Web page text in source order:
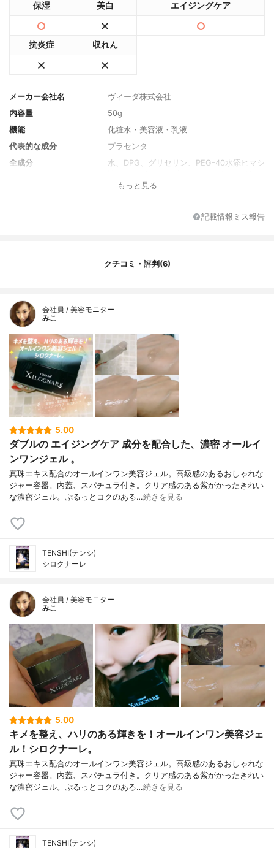
保湿 美白 エイジングケア
抗炎症 収れん
メーカー会社名
ヴィーダ株式会社
内容量
50g
機能
化粧水・美容液・乳液
代表的な成分
プラセンタ
全成分
水、DPG、グリセリン、PEG-40水添ヒマシ
チルリチン酸2K、ムラサキ根エキス、ツボ
リン、ビルベリー葉エキス、アーチチョー
銅、グルタミン酸Na、BG、EDTA-2Na、水
もっと見る
記載情報ミス報告
クチコミ・評判(6)
会社員 / 美容モニター
みこ
5.00
ダブルの エイジングケア 成分を配合した、濃密 オールイ
ンワンジェル 。
真珠エキス配合のオールインワン美容ジェル。高級感のあるおしゃれな
ジャー容器。内蓋、スパチュラ付き。クリア感のある紫がかったきれい
な濃密ジェル。ぷるっとコクのある…続きを見る
TENSHI(テンシ)
シロクナーレ
会社員 / 美容モニター
みこ
5.00
キメを整え、ハリのある輝きを！オールインワン美容ジェ
ル！シロクナーレ。
真珠エキス配合のオールインワン美容ジェル。高級感のあるおしゃれな
ジャー容器。内蓋、スパチュラ付き。クリア感のある紫がかったきれい
な濃密ジェル。ぷるっとコクのある…続きを見る
TENSHI(テンシ)